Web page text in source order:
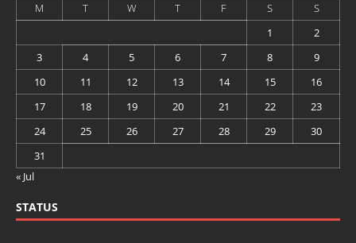
M
T W T F S
S
1
2
3
4 5 6 7 8
9
10
11 12 13 14 15
16
17
18 19 20 21 22
23
24
25 26 27 28 29
30
31
« Jul
STATUS